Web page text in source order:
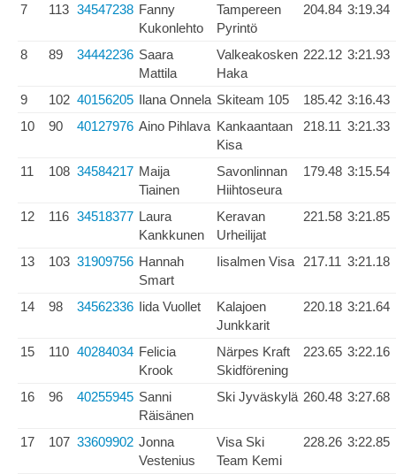
7 113 34547238 Fanny
Kukonlehto
Tampereen
Pyrintö
204.84 3:19.34
8 89 34442236 Saara
Mattila
Valkeakosken
Haka
222.12 3:21.93
9 102 40156205 Ilana Onnela Skiteam 105 185.42 3:16.43
10
90 40127976 Aino Pihlava Kankaantaan
Kisa
218.11 3:21.33
11 108 34584217 Maija
Tiainen
Savonlinnan
Hiihtoseura
179.48 3:15.54
12 116 34518377 Laura
Kankkunen
Keravan
Urheilijat
221.58 3:21.85
13 103 31909756 Hannah
Smart
Iisalmen Visa 217.11 3:21.18
14 98 34562336 Iida Vuollet
Kalajoen
Junkkarit
220.18 3:21.64
15 110 40284034 Felicia
Krook
Närpes Kraft
Skidförening
223.65 3:22.16
16 96 40255945 Sanni
Räisänen
Ski Jyväskylä 260.48 3:27.68
17 107 33609902 Jonna
Vestenius
Visa Ski
Team Kemi
228.26 3:22.85